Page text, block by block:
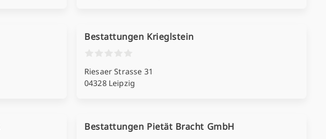
Bestattungen Krieglstein
Riesaer Strasse 31
04328 Leipzig
Bestattungen Pietät Bracht GmbH